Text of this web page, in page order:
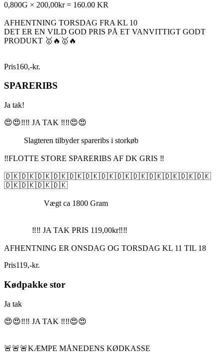
0,800G × 200,00kr = 160.00 KR
AFHENTNING TORSDAG FRA KL 10
DET ER EN VILD GOD PRIS PÅ ET VANVITTIGT GODT
PRODUKT 🥇🔥🥇🔥
Pris160,-kr.
SPARERIBS
Ja tak!
😍😍‼️‼️ JA TAK ‼️‼️😍😍
Slagteren tilbyder spareribs i storkøb
‼️FLOTTE STORE SPARERIBS AF DK GRIS ‼️
🇩🇰🇩🇰🇩🇰🇩🇰🇩🇰🇩🇰🇩🇰🇩🇰🇩🇰🇩🇰🇩🇰🇩🇰🇩🇰
🇩🇰🇩🇰🇩🇰🇩🇰
Vægt ca 1800 Gram
‼️‼️ JA TAK PRIS 119,00kr‼️‼️
AFHENTNING ER ONSDAG OG TORSDAG KL 11 TIL 18
Pris119,-kr.
Kødpakke stor
Ja tak
😍😍‼️‼️ JA TAK ‼️‼️😍😍
🚨🚨🚨KÆMPE MÅNEDENS KØDKASSE